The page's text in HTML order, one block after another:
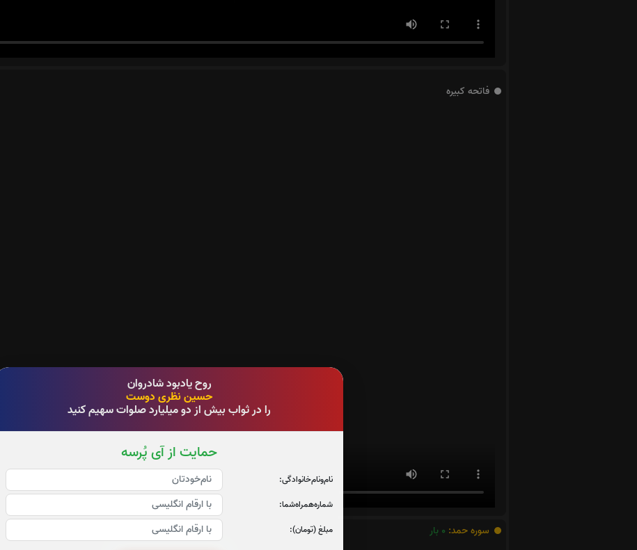
روح یادبود شادروان
حسین نظری دوست
را در ثواب بیش از دو میلیارد صلوات سهیم کنید
حمایت از آی پُرسه
نام‌و‌نام‌خانوادگی:
شماره‌همراه‌شما:
مبلغ (تومان):
فاتحه کبیره
سوره حمد: 0 بار